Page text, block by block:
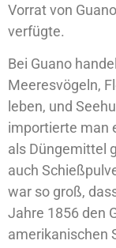
Vorrat von
verfügte.
Bei Guano
Meeresvögeln,
leben, und
importierte man
als Düngemittel
auch
war so groß,
Jahre 1856 den
amerikanischen